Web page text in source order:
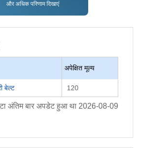
और अधिक परिणाम दिखाएं
अपेक्षित मूल्य
बेल्ट 120
अंतिम बार अपडेट हुआ था 2026-08-09